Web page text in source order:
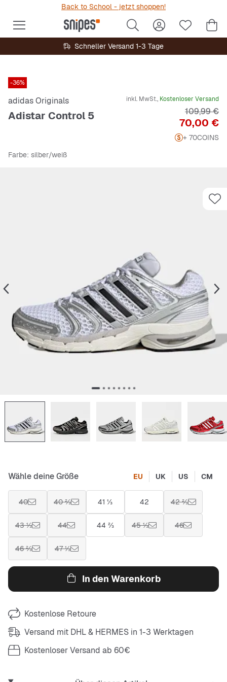
Back to School - jetzt shoppen!
Schneller Versand 1-3 Tage
-36%
adidas Originals
Adistar Control 5
inkl. MwSt., Kostenloser Versand
Preis
70,00 €
109,99 €
+ 70COINS
Farbe: silber/weiß
Wähle deine Größe EU UK US CM
40 40 ⅔ 41 ⅓ 42 42 ⅔
43 ⅓ 44 44 ⅔ 45 ⅓ 46
46 ⅔ 47 ⅓
In den Warenkorb
Kostenlose Retoure
Versand mit DHL & HERMES in 1-3 Werktagen
Kostenloser Versand ab 60€